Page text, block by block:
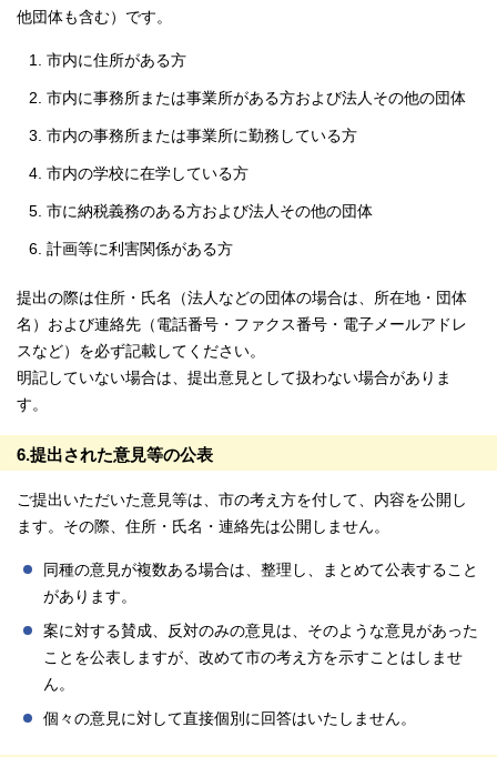
他団体も含む）です。
市内に住所がある方
市内に事務所または事業所がある方および法人その他の団体
市内の事務所または事業所に勤務している方
市内の学校に在学している方
市に納税義務のある方および法人その他の団体
計画等に利害関係がある方
提出の際は住所・氏名（法人などの団体の場合は、所在地・団体
名）および連絡先（電話番号・ファクス番号・電子メールアドレ
スなど）を必ず記載してください。
明記していない場合は、提出意見として扱わない場合がありま
す。
6.提出された意見等の公表
ご提出いただいた意見等は、市の考え方を付して、内容を公開し
ます。その際、住所・氏名・連絡先は公開しません。
同種の意見が複数ある場合は、整理し、まとめて公表すること
があります。
案に対する賛成、反対のみの意見は、そのような意見があった
ことを公表しますが、改めて市の考え方を示すことはしませ
ん。
個々の意見に対して直接個別に回答はいたしません。